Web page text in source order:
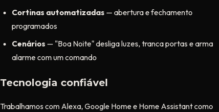
Cortinas automatizadas — abertura e fechamento
programados
Cenários — "Boa Noite" desliga luzes, tranca portas e arma
alarme com um comando
Tecnologia confiável
Trabalhamos com Alexa, Google Home e Home Assistant como